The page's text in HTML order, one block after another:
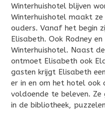
Winterhuishotel blijven
Winterhuishotel maakt ze
ouders. Vanaf het begin
Elisabeth. Ook Rodney
Winterhuishotel. Naast
ontmoet Elisabeth ook
gasten krijgt Elisabeth
er in en om het hotel ook
voldoende te beleven. Ze
in de bibliotheek,